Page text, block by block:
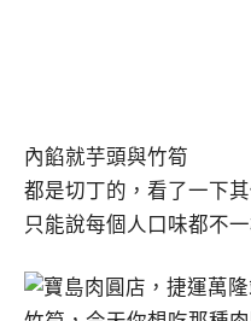
內餡就芋頭與竹筍
都是切丁的，看了一下
只能說每個人口味都不